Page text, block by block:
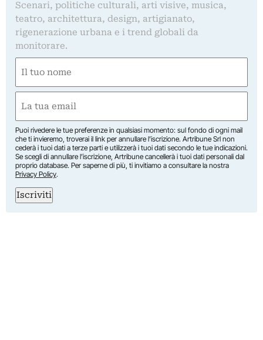
Scenari, politiche culturali, arti visive, musica,
teatro, architettura, design, artigianato,
rigenerazione urbana e i trend globali da
monitorare.
(Obbligatorio)
Nome
(Obbligatorio)
Puoi rivedere le tue preferenze in qualsiasi momento: sul fondo di ogni mail
che ti invieremo, troverai il link per annullare l’iscrizione. Artribune Srl non
cederà i tuoi dati a terze parti e utilizzerà i tuoi dati secondo le tue indicazioni.
Se scegli di annullare l’iscrizione, Artribune cancellerà i tuoi dati personali dal
proprio database. Per saperne di più, ti invitiamo a consultare la nostra
Privacy Policy.
Iscriviti